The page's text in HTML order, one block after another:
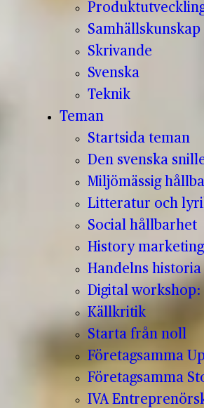
Samhällskunskap
Skrivande
Svenska
Teknik
Teman
Startsida teman
Den svenska
Miljömässig
Litteratur och
Social hållbarhet
History marketing
Handelns historia
Digital workshop:
Källkritik
Starta från noll
Företagsamma
Företagsamma
IVA